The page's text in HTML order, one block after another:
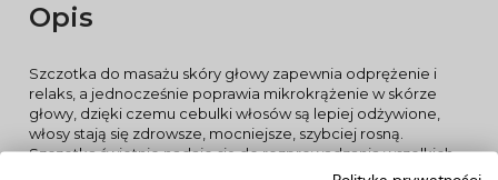
Opis
Szczotka do masażu skóry głowy zapewnia odprężenie i
relaks, a jednocześnie poprawia mikrokrążenie w skórze
głowy, dzięki czemu cebulki włosów są lepiej odżywione,
włosy stają się zdrowsze, mocniejsze, szybciej rosną.
Szczotka świetnie nadaje się do rozprowadzania wszelkich
odżywek i szamponów. Szczotka wykonana jest z